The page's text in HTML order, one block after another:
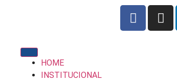
HOME
INSTITUCIONAL